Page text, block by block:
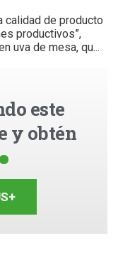
calidad de producto
productivos”,
uva de mesa, qu...
este
y obtén